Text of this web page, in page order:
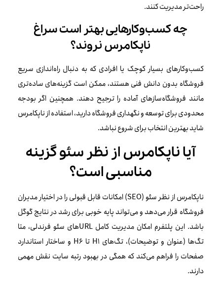
راحت‌تر مدیریت کنند.
چه کسب‌وکارهایی بهتر است سراغ
ناپکامرس نروند؟
کسب‌وکارهای بسیار کوچک یا افرادی که به دنبال راه‌اندازی سریع
فروشگاه بدون دانش فنی هستند، ممکن است گزینه‌های ساده‌تری
مانند فروشگاه‌سازهای آماده را ترجیح دهند. همچنین اگر بودجه
محدودی برای توسعه و نگهداری فروشگاه دارید، استفاده از ناپکامرس
شاید بهترین انتخاب برای شروع نباشد.
آیا ناپکامرس از نظر سئو گزینه
مناسبی است؟
ناپکامرس از نظر سئو (SEO) امکانات قابل قبولی را در اختیار مدیران
فروشگاه قرار می‌دهد و می‌تواند پایه خوبی برای رشد در نتایج گوگل
باشد. این پلتفرم امکان مدیریت کامل URLهای سئو فرندلی، متا
تگ‌ها (عنوان و توضیحات)، تگ‌های H1 تا H6 و ساختار استاندارد
صفحات را فراهم می‌کند که همگی در بهبود رتبه سایت نقش مهمی
دارند.